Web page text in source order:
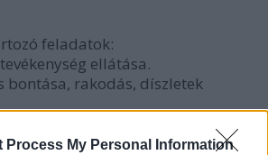
Process My Personal Information
feladatok:
ellátása.
bontása, rakodás, díszletek